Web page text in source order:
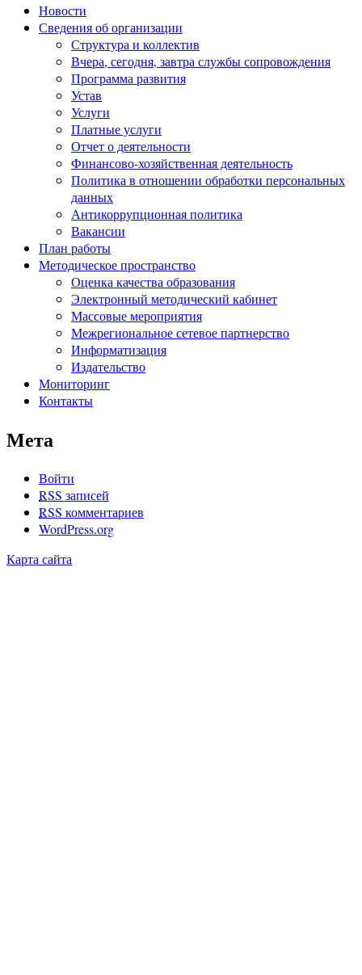
Новости
Сведения об организации
Структура и коллектив
Вчера, сегодня, завтра службы сопровождения
Программа развития
Устав
Услуги
Платные услуги
Отчет о деятельности
Финансово-хозяйственная деятельность
Политика в отношении обработки персональных
данных
Антикоррупционная политика
Вакансии
План работы
Методическое пространство
Оценка качества образования
Электронный методический кабинет
Массовые мероприятия
Межрегиональное сетевое партнерство
Информатизация
Издательство
Мониторинг
Контакты
Мета
Войти
RSS записей
RSS комментариев
WordPress.org
Карта сайта